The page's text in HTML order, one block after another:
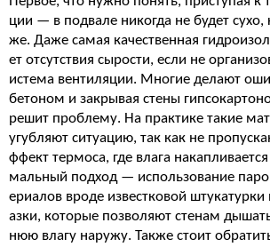
ции — в подвале никогда не будет сухо,
же. Даже самая качественная
ет отсутствия сырости, если не
истема вентиляции. Многие делают
бетоном и закрывая стены
решит проблему. На практике такие
угубляют ситуацию, так как не
ффект термоса, где влага
мальный подход — использование
ериалов вроде известковой
азки, которые позволяют стенам
нюю влагу наружу. Также стоит